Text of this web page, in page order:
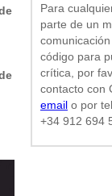
Para
parte de un
código para
crítica, por
contacto con
email o por
+34 912 694